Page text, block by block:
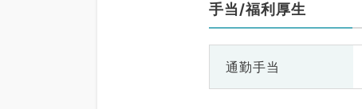
手当/福利厚生
通勤手当